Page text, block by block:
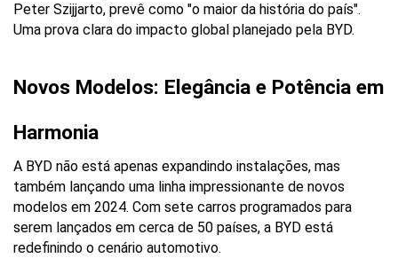
Peter Szijjarto, prevê como "o maior da história do país".
Uma prova clara do impacto global planejado pela BYD.
Novos Modelos: Elegância e Potência em
Harmonia
A BYD não está apenas expandindo instalações, mas
também lançando uma linha impressionante de novos
modelos em 2024. Com sete carros programados para
serem lançados em cerca de 50 países, a BYD está
redefinindo o cenário automotivo.